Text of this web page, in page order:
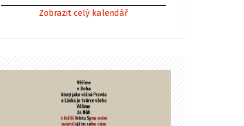
Zobrazit celý kalendář